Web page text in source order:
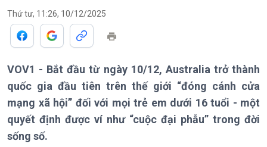
Chính trị
Tin Chính trị
Thế giới
Thứ tư, 11:26, 10/12/2025
VOV1 - Bắt đầu từ ngày 10/12, Australia trở thành
quốc gia đầu tiên trên thế giới “đóng cánh cửa
mạng xã hội” đối với mọi trẻ em dưới 16 tuổi - một
quyết định được ví như “cuộc đại phẫu” trong đời
sống số.